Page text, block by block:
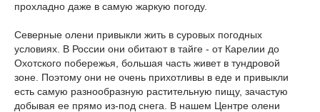
прохладно даже в самую жаркую погоду.
Северные олени привыкли жить в суровых погодных
условиях. В России они обитают в тайге - от Карелии до
Охотского побережья, большая часть живет в тундровой
зоне. Поэтому они не очень прихотливы в еде и привыкли
есть самую разнообразную растительную пищу, зачастую
добывая ее прямо из-под снега. В нашем Центре олени